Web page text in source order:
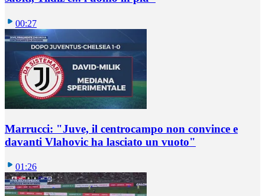
00:27
Marrucci: "Juve, il centrocampo non convince e
davanti Vlahovic ha lasciato un vuoto"
01:26